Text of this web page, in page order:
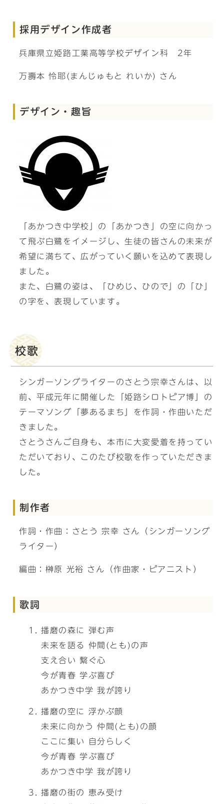
採用デザイン作成者
兵庫県立姫路工業高等学校デザイン科 2年
万壽本 怜耶(まんじゅもと れいか) さん
デザイン・趣旨
「あかつき中学校」の「あかつき」の空に向かっ
て飛ぶ白鷺をイメージし、生徒の皆さんの未来が
希望に満ちて、広がっていく願いを込めて表現し
ました。
また、白鷺の姿は、「ひめじ、ひので」の「ひ」
の字を、表現しています。
校歌
シンガーソングライターのさとう宗幸さんは、以
前、平成元年に開催した「姫路シロトピア博」の
テーマソング「夢あるまち」を作詞・作曲いただ
きました。
さとうさんご自身も、本市に大変愛着を持ってい
ただいており、このたび校歌を作っていただきま
した。
制作者
作詞・作曲：さとう 宗幸 さん（シンガーソング
ライター）
編曲：榊原 光裕 さん（作曲家・ピアニスト）
歌詞
播磨の森に 弾む声
未来を語る 仲間(とも)の声
支え合い 繋ぐ心
今が青春 学ぶ喜び
あかつき中学 我が誇り
播磨の空に 浮かぶ顔
未来に向かう 仲間(とも)の顔
ここに集い 自分らしく
今が青春 学ぶ喜び
あかつき中学 我が誇り
播磨の街の 恵み受け